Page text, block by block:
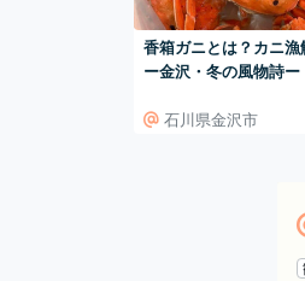
香箱ガニとは？カニ漁
ー金沢・冬の風物詩ー
石川県金沢市